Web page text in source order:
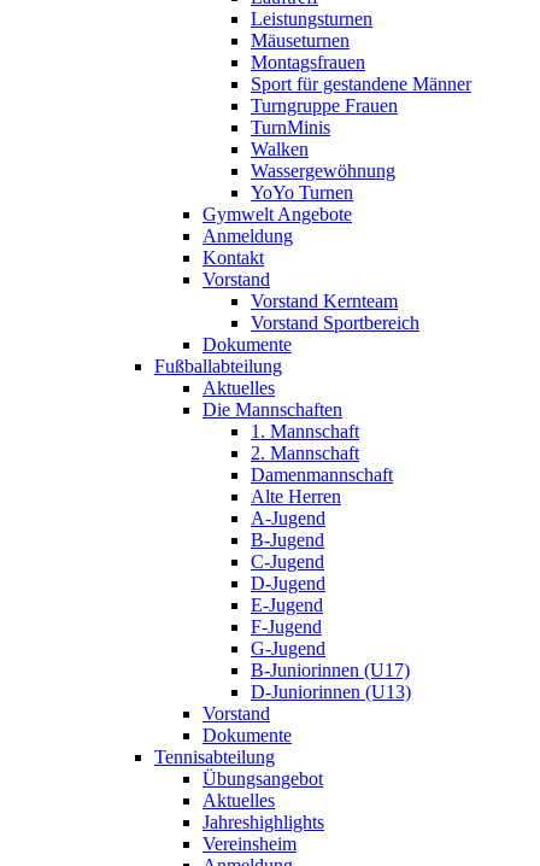
Leistungsturnen
Mäuseturnen
Montagsfrauen
Sport für gestandene Männer
Turngruppe Frauen
TurnMinis
Walken
Wassergewöhnung
YoYo Turnen
Gymwelt Angebote
Anmeldung
Kontakt
Vorstand
Vorstand Kernteam
Vorstand Sportbereich
Dokumente
Fußballabteilung
Aktuelles
Die Mannschaften
1. Mannschaft
2. Mannschaft
Damenmannschaft
Alte Herren
A-Jugend
B-Jugend
C-Jugend
D-Jugend
E-Jugend
F-Jugend
G-Jugend
B-Juniorinnen (U17)
D-Juniorinnen (U13)
Vorstand
Dokumente
Tennisabteilung
Übungsangebot
Aktuelles
Jahreshighlights
Vereinsheim